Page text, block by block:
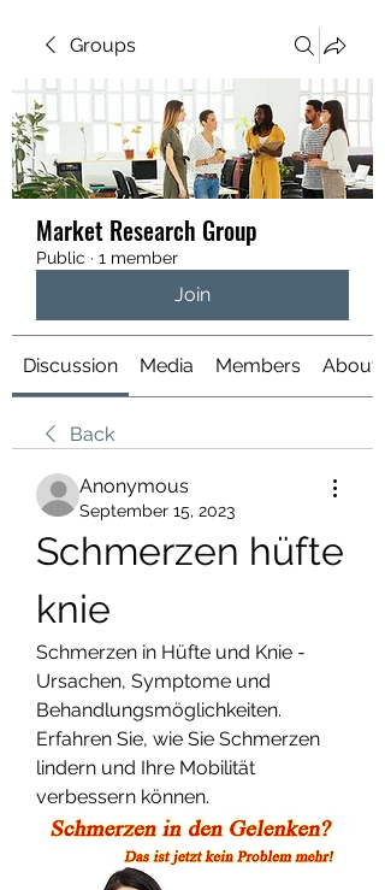
Groups
Market Research Group
Public · 1 member
Join
Discussion Media Members About
Back
Anonymous
September 15, 2023
Schmerzen hüfte
knie
Schmerzen in Hüfte und Knie -
Ursachen, Symptome und
Behandlungsmöglichkeiten.
Erfahren Sie, wie Sie Schmerzen
lindern und Ihre Mobilität
verbessern können.